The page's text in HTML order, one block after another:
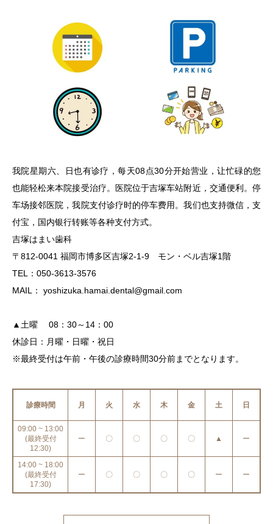
我院星期六、日也有诊疗，每天08点30分开始营业，让忙碌的您
也能轻松来本院接受治疗。医院位于吉塚车站附近，交通便利。停
车场接邻医院，我院支付诊疗时的停车费用。我们也支持微信，支
付宝，国内银行转账等各种支付方式。
吉塚はまい歯科
〒812-0041 福岡市博多区吉塚2-1-9 モン・ベル吉塚1階
TEL：050-3613-3576
MAIL： yoshizuka.hamai.dental@gmail.com
▲土曜 08：30～14：00
休診日：月曜・日曜・祝日
※最終受付は午前・午後の診療時間30分前までとなります。
診療時間 月 火 水 木 金 土 日
09:00 ~ 13:00
(最終受付
12:30)
ー 〇 〇 〇 〇 ▲ ー
14:00 ~ 18:00
(最終受付
17:30)
ー 〇 〇 〇 〇 ー ー